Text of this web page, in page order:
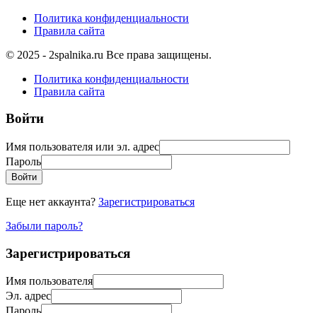
Политика конфиденциальности
Правила сайта
© 2025 - 2spalnika.ru Все права защищены.
Политика конфиденциальности
Правила сайта
Войти
Имя пользователя или эл. адрес
Пароль
Войти
Еще нет аккаунта? Зарегистрироваться
Забыли пароль?
Зарегистрироваться
Имя пользователя
Эл. адрес